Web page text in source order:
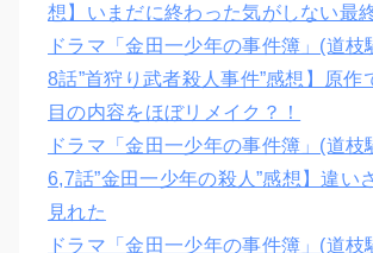
想】いまだに終わった気がしない最
ドラマ「金田一少年の事件簿」(道枝
8話”首狩り武者殺人事件”感想】原作
目の内容をほぼリメイク？！
ドラマ「金田一少年の事件簿」(道枝
6,7話”金田一少年の殺人”感想】違い
見れた
ドラマ「金田一少年の事件簿」(道枝